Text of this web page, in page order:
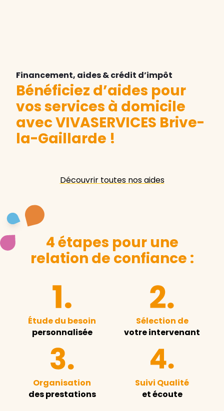
Financement, aides & crédit d’impôt
Bénéficiez d’aides pour
vos services à domicile
avec VIVASERVICES Brive-
la-Gaillarde !
Découvrir toutes nos aides
4 étapes pour une
relation de confiance :
Étude du besoin
personnalisée
Sélection de
votre intervenant
Organisation
des prestations
Suivi Qualité
et écoute